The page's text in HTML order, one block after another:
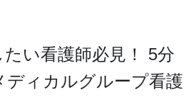
い看護師必見！ 5分
ディカルグループ看護